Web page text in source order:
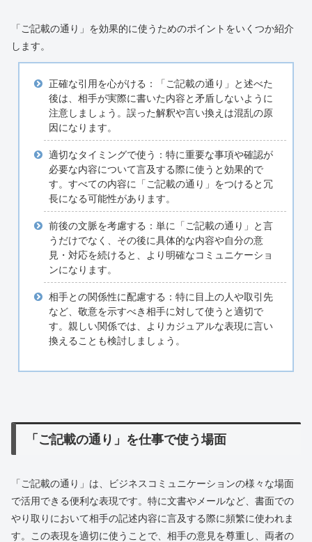
「ご記載の通り」を効果的に使うためのポイントをいくつか紹介
します。
正確な引用を心がける：「ご記載の通り」と述べた
後は、相手が実際に書いた内容と矛盾しないように
注意しましょう。誤った解釈や言い換えは混乱の原
因になります。
適切なタイミングで使う：特に重要な事項や確認が
必要な内容について言及する際に使うと効果的で
す。すべての内容に「ご記載の通り」をつけると冗
長になる可能性があります。
前後の文脈を考慮する：単に「ご記載の通り」と言
うだけでなく、その後に具体的な内容や自分の意
見・対応を続けると、より明確なコミュニケーショ
ンになります。
相手との関係性に配慮する：特に目上の人や取引先
など、敬意を示すべき相手に対して使うと適切で
す。親しい関係では、よりカジュアルな表現に言い
換えることも検討しましょう。
「ご記載の通り」を仕事で使う場面
「ご記載の通り」は、ビジネスコミュニケーションの様々な場面
で活用できる便利な表現です。特に文書やメールなど、書面での
やり取りにおいて相手の記述内容に言及する際に頻繁に使われま
す。この表現を適切に使うことで、相手の意見を尊重し、両者の